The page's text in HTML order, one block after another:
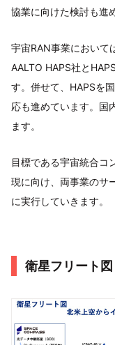
協業に向けた検討も進
宇宙RAN事業において
AALTO HAPS社と
す。併せて、HAPSを
応も進めています。国
ます。
目標である宇宙統合コ
現に向け、両事業のサ
に実行していきます。
衛星フリート図